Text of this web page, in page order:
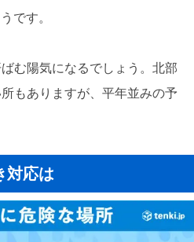
です。
む陽気になるでしょう。北部
もありますが、平年並みの予
応は